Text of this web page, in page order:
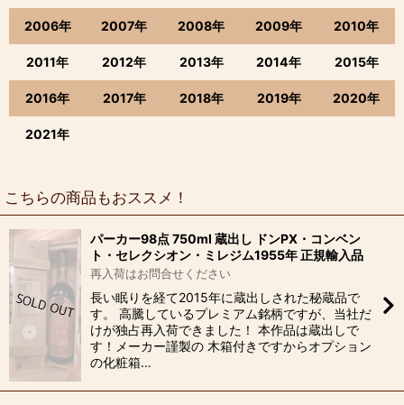
2006年 2007年 2008年 2009年 2010年
2011年 2012年 2013年 2014年 2015年
2016年 2017年 2018年 2019年 2020年
2021年
こちらの商品もおススメ！
パーカー98点 750ml 蔵出し ドンPX・コンベン
ト・セレクシオン・ミレジム1955年 正規輸入品
再入荷はお問合せください
長い眠りを経て2015年に蔵出しされた秘蔵品で
す。 高騰しているプレミアム銘柄ですが、当社だ
けが独占再入荷できました！ 本作品は蔵出しで
す！メーカー謹製の 木箱付きですからオプション
の化粧箱…